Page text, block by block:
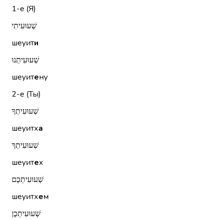
1-е (Я)
שְׁעוּעִיתִי
шеуити
שְׁעוּעִיתֵנוּ
шеуитену
2-е (Ты)
שְׁעוּעִיתְךָ
шеуитха
שְׁעוּעִיתֵךְ
шеуитех
שְׁעוּעִיתְכֶם
шеуитхем
שְׁעוּעִיתְכֶן